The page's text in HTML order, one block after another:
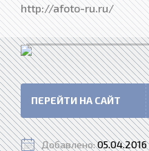
http://afoto-ru.ru/
ПЕРЕЙТИ НА САЙТ
Добавлено:05.04.2016